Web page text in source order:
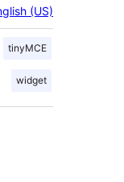
(US)
tinyMCE
widget